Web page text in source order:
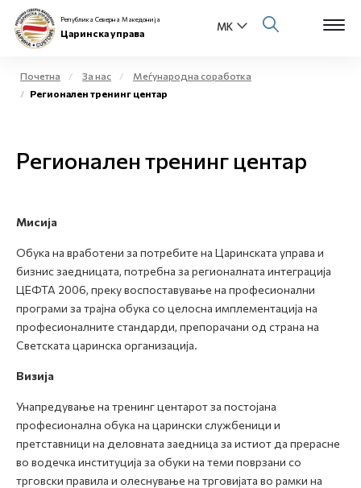
Физички лица
Open
Медиа центар
Контакт
Република Северна Македонија
Царинска управа
Почетна За нас
Меѓународна соработка
Регионален тренинг центар
Регионален тренинг центар
Мисија
Обука на вработени за потребите на Царинската управа и
бизнис заедницата, потребна за регионалната интеграција
ЦЕФТА 2006, преку воспоставување на професионални
програми за трајна обука со целосна имплементација на
професионалните стандарди, препорачани од страна на
Светската царинска организација.
Визија
Унапредување на тренинг центарот за постојана
професионална обука на царински службеници и
претставници на деловната заедница за истиот да прерасне
во водечка институција за обуки на теми поврзани со
трговски правила и олеснување на трговијата во рамки на